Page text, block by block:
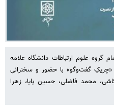
گروه علوم ارتباطات دانشگاه علامه
«چریکِ گفت‌وگو» با حضور و سخنرانی
محمد فاضلی، حسین پایا، زهرا